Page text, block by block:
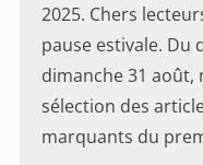
2025. Chers
pause estivale. Du
dimanche 31
sélection des
marquants du